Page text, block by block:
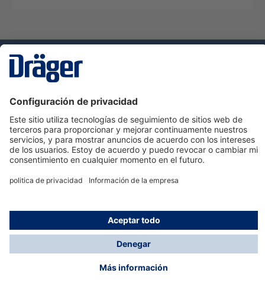
Servicio de atención al cliente de Dräger
Ayuda
Información
© Dräger Hispania S.A.U., 2024
*Todos los precios no incluyen IVA y posibles gastos
de envío, salvo que indique lo contrario